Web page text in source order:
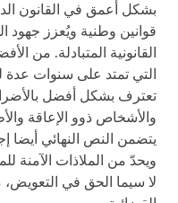
بشكل أعمق في القانون
قوانين وطنية ويُعزز جهود
القانونية المتبادلة. من
التي تمتد على سنوات
تعترف بشكل أفضل بالأضرار
والأشخاص ذوو الإعاقة
يتضمن النص النهائي أيضا
ويحدّ من الملاذات الآمنة
لا سيما الحق في